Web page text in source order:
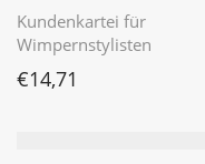
Kundenkartei für
Wimpernstylisten
€14,71